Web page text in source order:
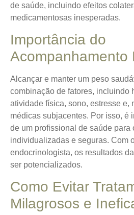
de saúde, incluindo efeitos
medicamentosas inesperadas.
Importância do
Acompanhamento
Alcançar e manter um peso
combinação de fatores, incluindo
atividade física, sono, estresse e,
médicas subjacentes. Por isso, é
de um profissional de saúde para
individualizadas e seguras. Com
endocrinologista, os resultados
ser potencializados.
Como Evitar
Milagrosos e